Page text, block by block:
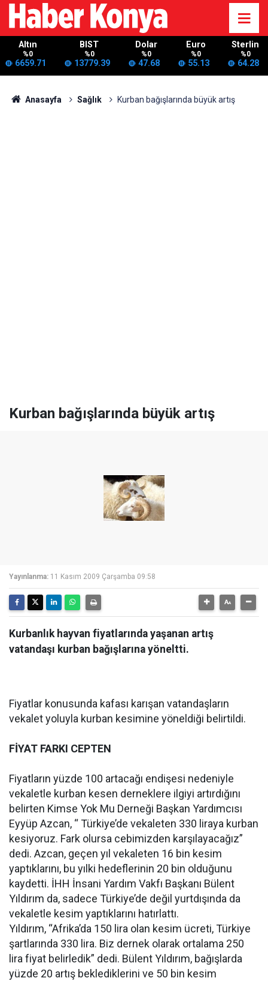
Altın
%0
6659.71
BIST
%0
13779.39
Dolar
%0
47.68
Euro
%0
55.13
Sterlin
%0
64.28
Anasayfa Sağlık Kurban bağışlarında büyük artış
Kurban bağışlarında büyük artış
Yayınlanma: 11 Kasım 2009 Çarşamba 09:58
Kurbanlık hayvan fiyatlarında yaşanan artış
vatandaşı kurban bağışlarına yöneltti.
Fiyatlar konusunda kafası karışan vatandaşların
vekalet yoluyla kurban kesimine yöneldiği belirtildi.
FİYAT FARKI CEPTEN
Fiyatların yüzde 100 artacağı endişesi nedeniyle
vekaletle kurban kesen derneklere ilgiyi artırdığını
belirten Kimse Yok Mu Derneği Başkan Yardımcısı
Eyyüp Azcan, “ Türkiye’de vekaleten 330 liraya kurban
kesiyoruz. Fark olursa cebimizden karşılayacağız”
dedi. Azcan, geçen yıl vekaleten 16 bin kesim
yaptıklarını, bu yılki hedeflerinin 20 bin olduğunu
kaydetti. İHH İnsani Yardım Vakfı Başkanı Bülent
Yıldırım da, sadece Türkiye’de değil yurtdışında da
vekaletle kesim yaptıklarını hatırlattı.
Yıldırım, “Afrika’da 150 lira olan kesim ücreti, Türkiye
şartlarında 330 lira. Biz dernek olarak ortalama 250
lira fiyat belirledik” dedi. Bülent Yıldırım, bağışlarda
yüzde 20 artış beklediklerini ve 50 bin kesim